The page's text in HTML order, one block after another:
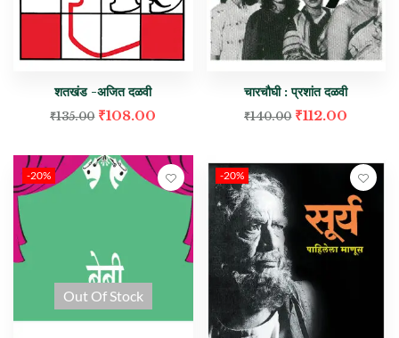
शतखंड -अजित दळवी
₹135.00 ₹108.00
चारचौघी : प्रशांत दळवी
₹140.00 ₹112.00
-20%
Out Of Stock
-20%